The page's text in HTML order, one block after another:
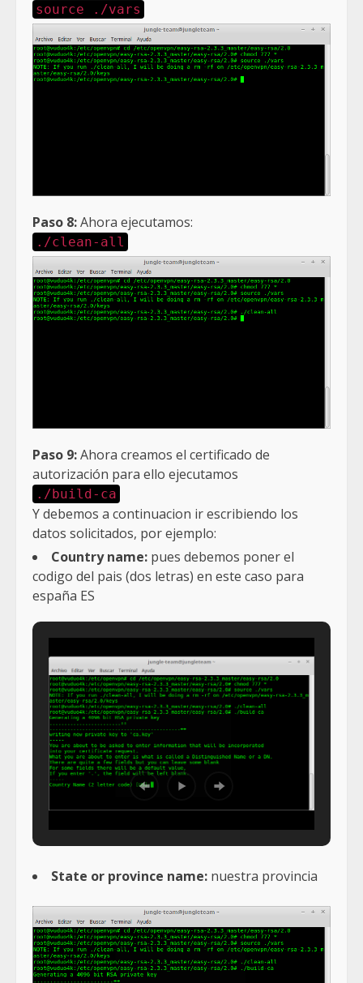
source ./vars
Paso 8:Ahora ejecutamos:
./clean-all
Paso 9:Ahora creamos el certificado de
autorización para ello ejecutamos
./build-ca
Y debemos a continuacion ir escribiendo los
datos solicitados, por ejemplo:
Country name: pues debemos poner el
codigo del pais (dos letras) en este caso para
españa ES
State or province name: nuestra provincia